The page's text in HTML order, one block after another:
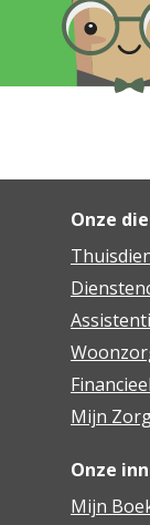
Onze
Mijn
Onze
Mijn